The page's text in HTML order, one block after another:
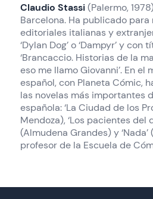
Claudio Stassi(Palermo,
Barcelona. Ha publicado para
editoriales italianas y
‘Dylan Dog’ o ‘Dampyr’ y con
‘Brancaccio. Historias de la
eso me llamo Giovanni’. En
español, con Planeta Cómic,
las novelas más importantes
española: ‘La Ciudad de los
Mendoza), ‘Los pacientes del
(Almudena Grandes) y
profesor de la Escuela de